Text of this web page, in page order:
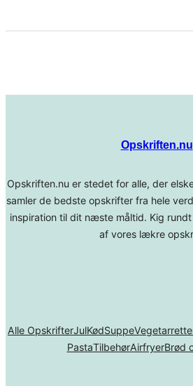
Opskriften.nu
Opskriften.nu er stedet for alle, der
samler de bedste opskrifter fra hele
inspiration til dit næste måltid. Kig
af vores lækre
Alle OpskrifterJulKødSuppe
PastaTilbehørAirfryerBrød